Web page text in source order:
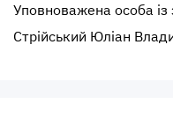
Уповноважена особа із
Стрійський Юліан